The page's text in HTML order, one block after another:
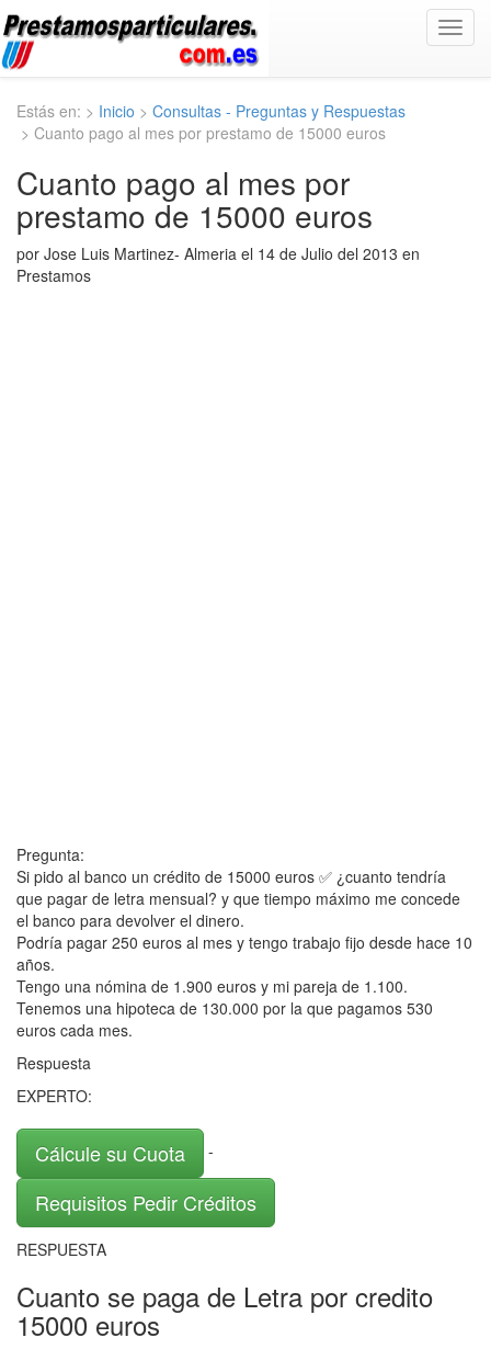
Estás en: > Inicio > Consultas - Preguntas y Respuestas
> Cuanto pago al mes por prestamo de 15000 euros
Cuanto pago al mes por
prestamo de 15000 euros
por Jose Luis Martinez- Almeria el 14 de Julio del 2013 en
Prestamos
Pregunta:
Si pido al banco un crédito de 15000 euros ✅ ¿cuanto tendría
que pagar de letra mensual? y que tiempo máximo me concede
el banco para devolver el dinero.
Podría pagar 250 euros al mes y tengo trabajo fijo desde hace 10
años.
Tengo una nómina de 1.900 euros y mi pareja de 1.100.
Tenemos una hipoteca de 130.000 por la que pagamos 530
euros cada mes.
Respuesta
EXPERTO:
Cálcule su Cuota -
Requisitos Pedir Créditos
RESPUESTA
Cuanto se paga de Letra por credito
15000 euros